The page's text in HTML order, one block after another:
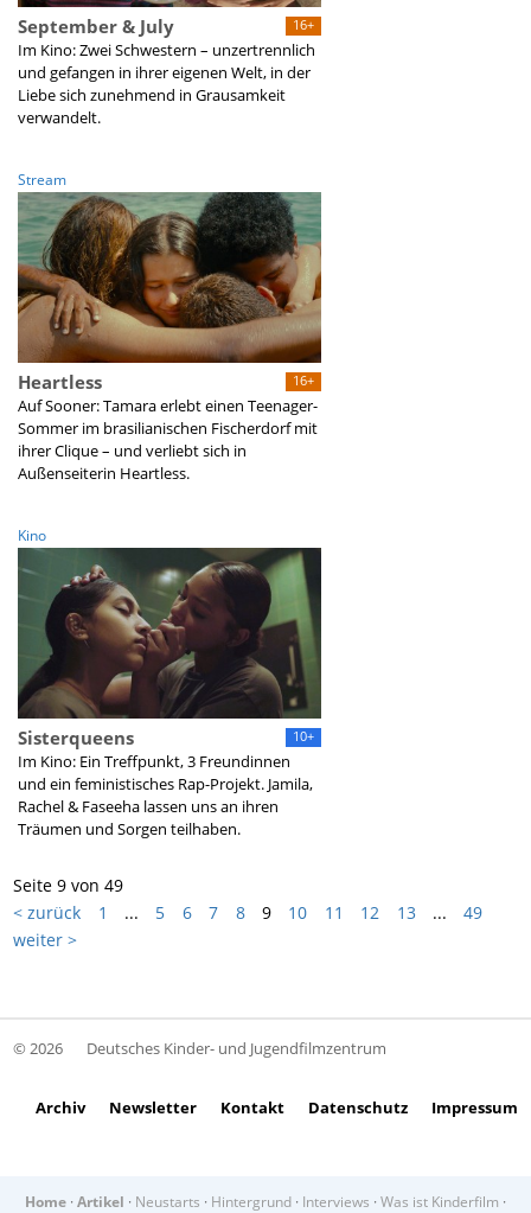
16+
September & July
Im Kino: Zwei Schwestern – unzertrennlich
und gefangen in ihrer eigenen Welt, in der
Liebe sich zunehmend in Grausamkeit
verwandelt.
Stream
16+
Heartless
Auf Sooner: Tamara erlebt einen Teenager-
Sommer im brasilianischen Fischerdorf mit
ihrer Clique – und verliebt sich in
Außenseiterin Heartless.
Kino
10+
Sisterqueens
Im Kino: Ein Treffpunkt, 3 Freundinnen
und ein feministisches Rap-Projekt. Jamila,
Rachel & Faseeha lassen uns an ihren
Träumen und Sorgen teilhaben.
Seite 9 von 49
< zurück
1 ... 5 6 7 8 9 10 11 12 13 ...
49
weiter >
© 2026 Deutsches Kinder- und Jugendfilmzentrum
Archiv Newsletter Kontakt Datenschutz Impressum
Home · Artikel · Neustarts · Hintergrund · Interviews · Was ist Kinderfilm ·